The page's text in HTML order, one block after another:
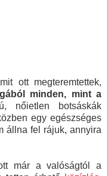
ott megteremtettek,
minden, mint a
nőietlen botsáskák
egy egészséges
állna fel rájuk, annyira
már a valóságtól a